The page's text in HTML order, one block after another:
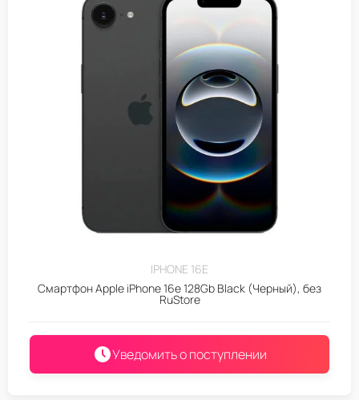
IPHONE 16E
Смартфон Apple iPhone 16e 128Gb Black (Черный), без
RuStore
Уведомить о поступлении